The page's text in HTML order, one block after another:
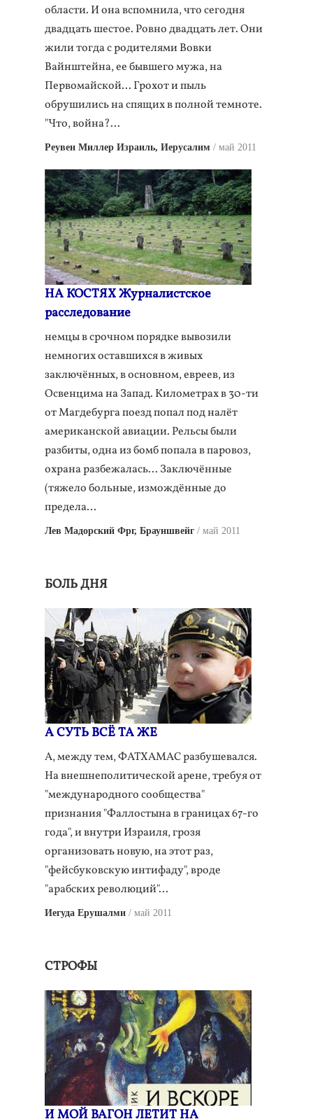
области. И она вспомнила, что сегодня
двадцать шестое. Ровно двадцать лет. Они
жили тогда с родителями Вовки
Вайнштейна, ее бывшего мужа, на
Первомайской... Грохот и пыль
обрушились на спящих в полной темноте.
"Что, война?…
Реувен Миллер Израиль, Иерусалим май 2011
НА КОСТЯХ Журналистское
расследование
немцы в срочном порядке вывозили
немногих оставшихся в живых
заключённых, в основном, евреев, из
Освенцима на Запад. Километрах в 30-ти
от Магдебурга поезд попал под налёт
американской авиации. Рельсы были
разбиты, одна из бомб попала в паровоз,
охрана разбежалась... Заключённые
(тяжело больные, измождённые до
предела…
Лев Мадорский Фрг, Брауншвейг май 2011
БОЛЬ ДНЯ
А СУТЬ ВСЁ ТА ЖЕ
А, между тем, ФАТХАМАС разбушевался.
На внешнеполитической арене, требуя от
"международного сообщества"
признания "Фаллостына в границах 67-го
года", и внутри Израиля, грозя
организовать новую, на этот раз,
"фейсбуковскую интифаду", вроде
"арабских революций"…
Иегуда Ерушалми май 2011
СТРОФЫ
И МОЙ ВАГОН ЛЕТИТ НА